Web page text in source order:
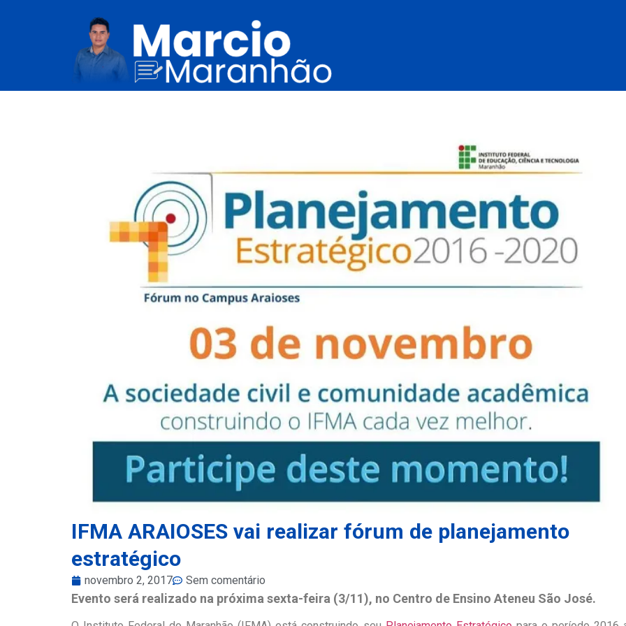
IFMA ARAIOSES vai realizar fórum de planejamento
estratégico
novembro 2, 2017 Sem comentário
Evento será realizado na próxima sexta-feira (3/11), no Centro de Ensino Ateneu São José.